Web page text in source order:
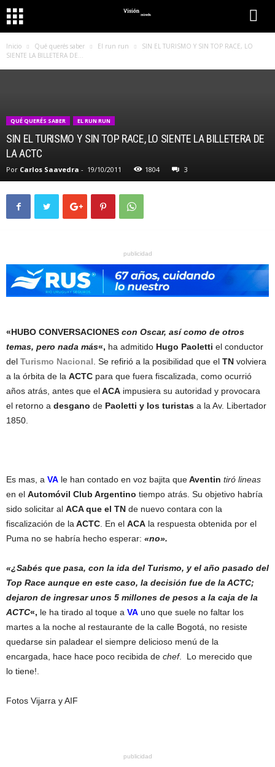
Inicio Qué querés saber El run run
SIN EL TURISMO Y SIN TOP RACE, LO
SIENTE LA BILLETERA DE...
QUÉ QUERÉS SABER EL RUN RUN
SIN EL TURISMO Y SIN TOP RACE, LO SIENTE LA BILLETERA DE
LA ACTC
Por Carlos Saavedra - 19/10/2011 1804 3
publicidad
«HUBO CONVERSACIONES con Oscar, así como de otros
temas, pero nada más«, ha admitido Hugo Paoletti el conductor
del Turismo Nacional . Se refirió a la posibilidad que el TN volviera
a la órbita de la ACTC para que fuera fiscalizada, como ocurrió
años atrás, antes que elACA impusiera su autoridad y provocara
el retorno a desgano de Paoletti y los turistas a la Av. Libertador
1850.
Es mas, a VA le han contado en voz bajita queAventin tiró lineas
en el Automóvil Club Argentino tiempo atrás. Su objetivo habría
sido solicitar al ACA que el TN de nuevo contara con la
fiscalización de la ACTC . En el ACA la respuesta obtenida por el
Puma no se habría hecho esperar: «no».
«¿Sabés que pasa, con la ida del Turismo, y el año pasado del
Top Race aunque en este caso, la decisión fue de la ACTC;
dejaron de ingresar unos 5 millones de pesos a la caja de la
ACTC«, le ha tirado al toque a VA uno que suele no faltar los
martes a la noche al restaurante de la calle Bogotá, no resiste
quedarse sin paladear el siempre delicioso menú de la
encargada, hace hace poco recibida de chef. Lo merecido que
lo tiene!.
Fotos Vijarra y AIF
publicidad